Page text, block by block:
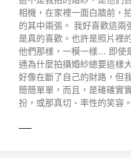
相機，在家裡一面白牆前，
的其中兩張。 我好喜歡這兩
是真的喜歡。也許是照片裡
他們那樣，一模一樣… 即使
通為什麼拍攝婚紗總要這樣
好像在斷了自己的財路，但
簡簡單單，而且，是確確實
扮，或那真切、率性的笑容